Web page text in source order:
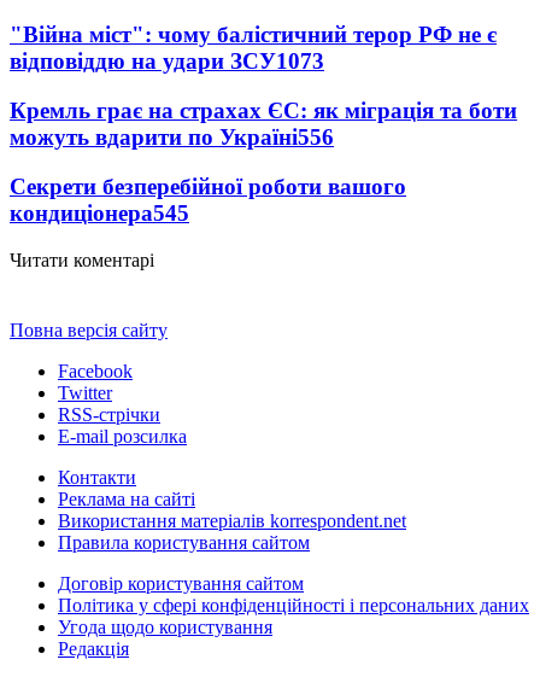
"Війна міст": чому балістичний терор РФ не є
відповіддю на удари ЗСУ1073
Кремль грає на страхах ЄС: як міграція та боти
можуть вдарити по Україні556
Секрети безперебійної роботи вашого
кондиціонера545
Читати коментарі
Повна версія сайту
Facebook
Twitter
RSS-стрічки
E-mail розсилка
Контакти
Реклама на сайті
Використання матеріалів korrespondent.net
Правила користування сайтом
Договір користування сайтом
Політика у сфері конфіденційності і персональних даних
Угода щодо користування
Редакція